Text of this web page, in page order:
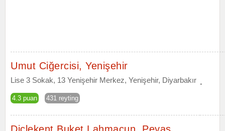
Umut Ciğercisi, Yenişehir
Lise 3 Sokak, 13 Yenişehir Merkez, Yenişehir, Diyarbakır
4.3 puan 431 reyting
-